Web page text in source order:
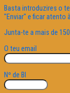
Basta introduzires o
"Enviar" e ficar atento
Junta-te a mais de
O teu email
Nº de BI